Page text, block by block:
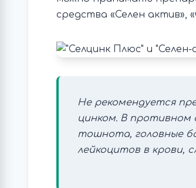
средства «Селен актив»,
Не рекомендуется
цинком. В противном
тошнота, головные
лейкоцитов в крови,